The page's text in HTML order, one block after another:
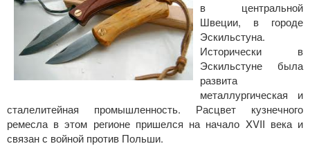
в центральной
Швеции, в городе
Эскильстуна.
Исторически в
Эскильстуне была
развита
металлургическая и
сталелитейная промышленность. Расцвет кузнечного
ремесла в этом регионе пришелся на начало XVII века и
связан с войной против Польши.